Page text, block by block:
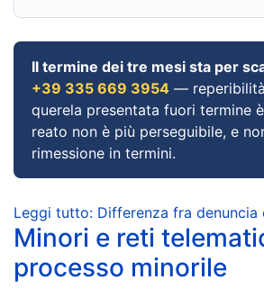
Il termine dei tre mesi sta per
+39 335 669 3954 —
querela presentata fuori termine
reato non è più perseguibile, e
rimessione in termini.
Leggi tutto: Differenza fra denuncia
Minori e reti
processo minorile